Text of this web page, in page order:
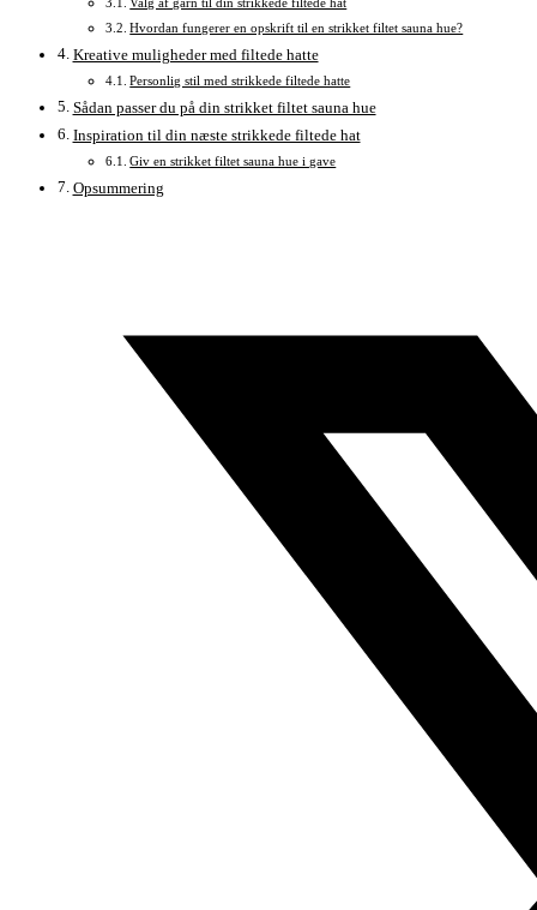
Hvordan fungerer en opskrift til en strikket filtet sauna hue?
Kreative muligheder med filtede hatte
Personlig stil med strikkede filtede hatte
Sådan passer du på din strikket filtet sauna hue
Inspiration til din næste strikkede filtede hat
Giv en strikket filtet sauna hue i gave
Opsummering